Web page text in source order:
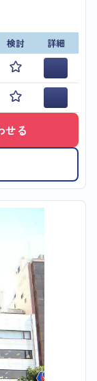
検討
詳細
せる